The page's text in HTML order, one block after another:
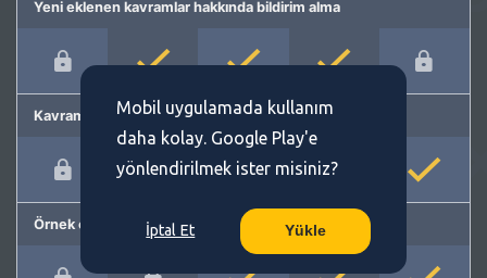
Yeni eklenen kavramlar hakkında bildirim alma
Kavram önerme
Örnek cümleler
Mobil uygulamada kullanım
daha kolay. Google Play'e
yönlendirilmek ister misiniz?
İptal Et Yükle